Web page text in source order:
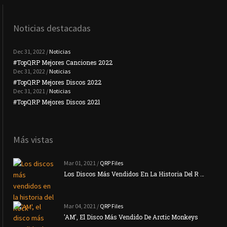
Noticias destacadas
Dec 31, 2022 / Noticias
#TopQRP Mejores Canciones 2022
Dec 31, 2022 / Noticias
#TopQRP Mejores Discos 2022
Dec 31, 2021 / Noticias
#TopQRP Mejores Discos 2021
Más vistas
Mar 01, 2021 / QRP Files
Los Discos Más Vendidos En La Historia Del R …
Mar 04, 2021 / QRP Files
'AM', El Disco Más Vendido De Arctic Monkeys